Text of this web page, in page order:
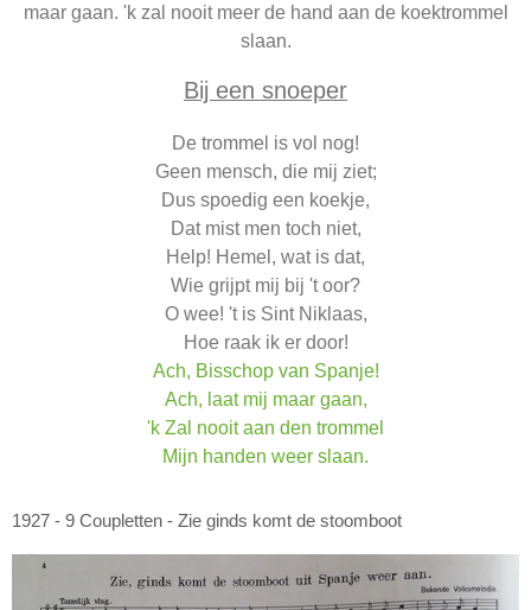
maar gaan. 'k zal nooit meer de hand aan de koektrommel
slaan.
Bij een snoeper
De trommel is vol nog!
Geen mensch, die mij ziet;
Dus spoedig een koekje,
Dat mist men toch niet,
Help! Hemel, wat is dat,
Wie grijpt mij bij 't oor?
O wee! 't is Sint Niklaas,
Hoe raak ik er door!
Ach, Bisschop van Spanje!
Ach, laat mij maar gaan,
'k Zal nooit aan den trommel
Mijn handen weer slaan.
1927 - 9 Coupletten - Zie ginds komt de stoomboot